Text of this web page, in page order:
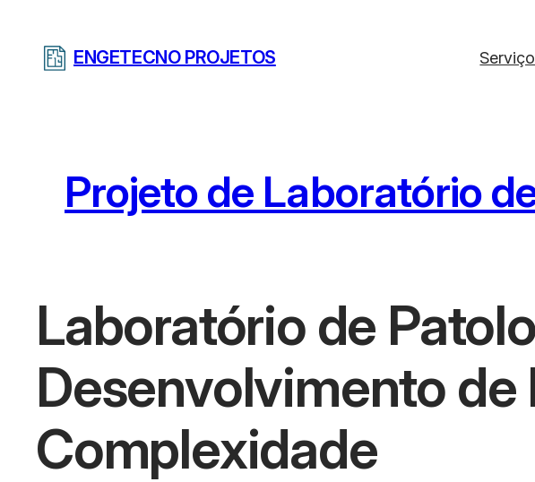
ENGETECNO PROJETOS
Projeto de Laboratório
Laboratório de
Desenvolvimento de
Complexidade